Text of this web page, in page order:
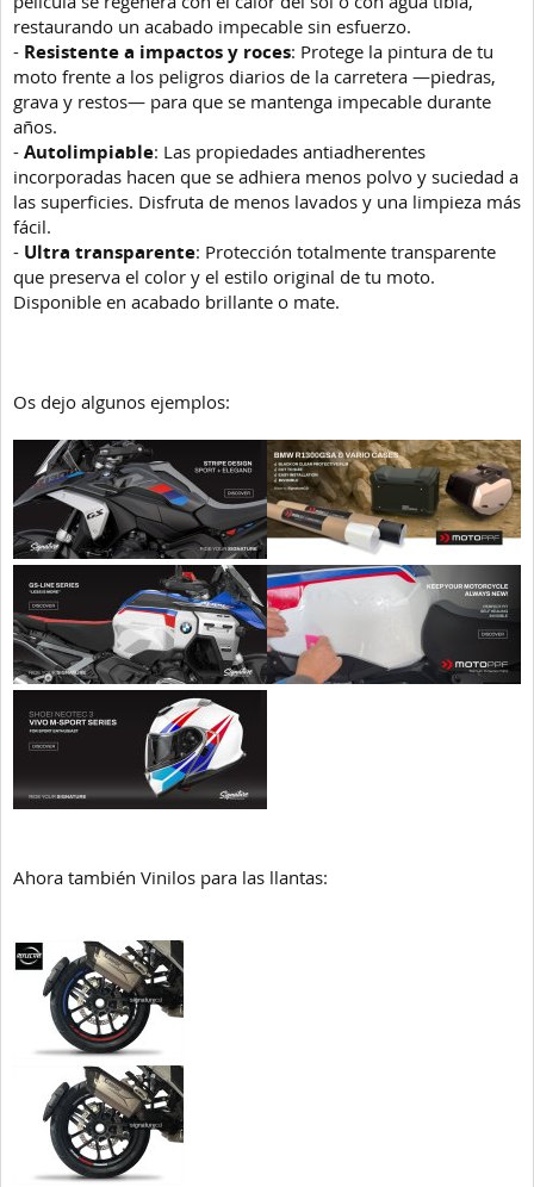
restaurando un acabado impecable sin esfuerzo.
- Resistente a impactos y roces: Protege la pintura de tu
moto frente a los peligros diarios de la carretera —piedras,
grava y restos— para que se mantenga impecable durante
años.
- Autolimpiable: Las propiedades antiadherentes
incorporadas hacen que se adhiera menos polvo y suciedad a
las superficies. Disfruta de menos lavados y una limpieza más
fácil.
- Ultra transparente: Protección totalmente transparente
que preserva el color y el estilo original de tu moto.
Disponible en acabado brillante o mate.
Os dejo algunos ejemplos:
Ahora también Vinilos para las llantas: